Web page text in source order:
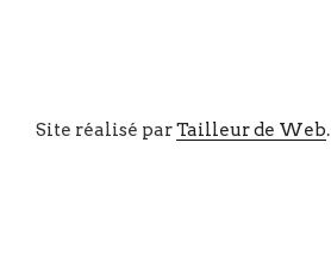
Site réalisé parTailleur de Web.